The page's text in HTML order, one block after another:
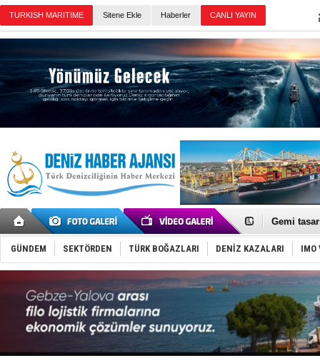
Sitene Ekle Haberler
İran
Gemi
Makine
Dron
'REGAL 1'
Gemide 5
Yakıt
Rus
Tatil
Rusya,
Enejota
GÜNDEM SEKTÖRDEN TÜRK BOĞAZLARI DENİZ KAZALARI IMO